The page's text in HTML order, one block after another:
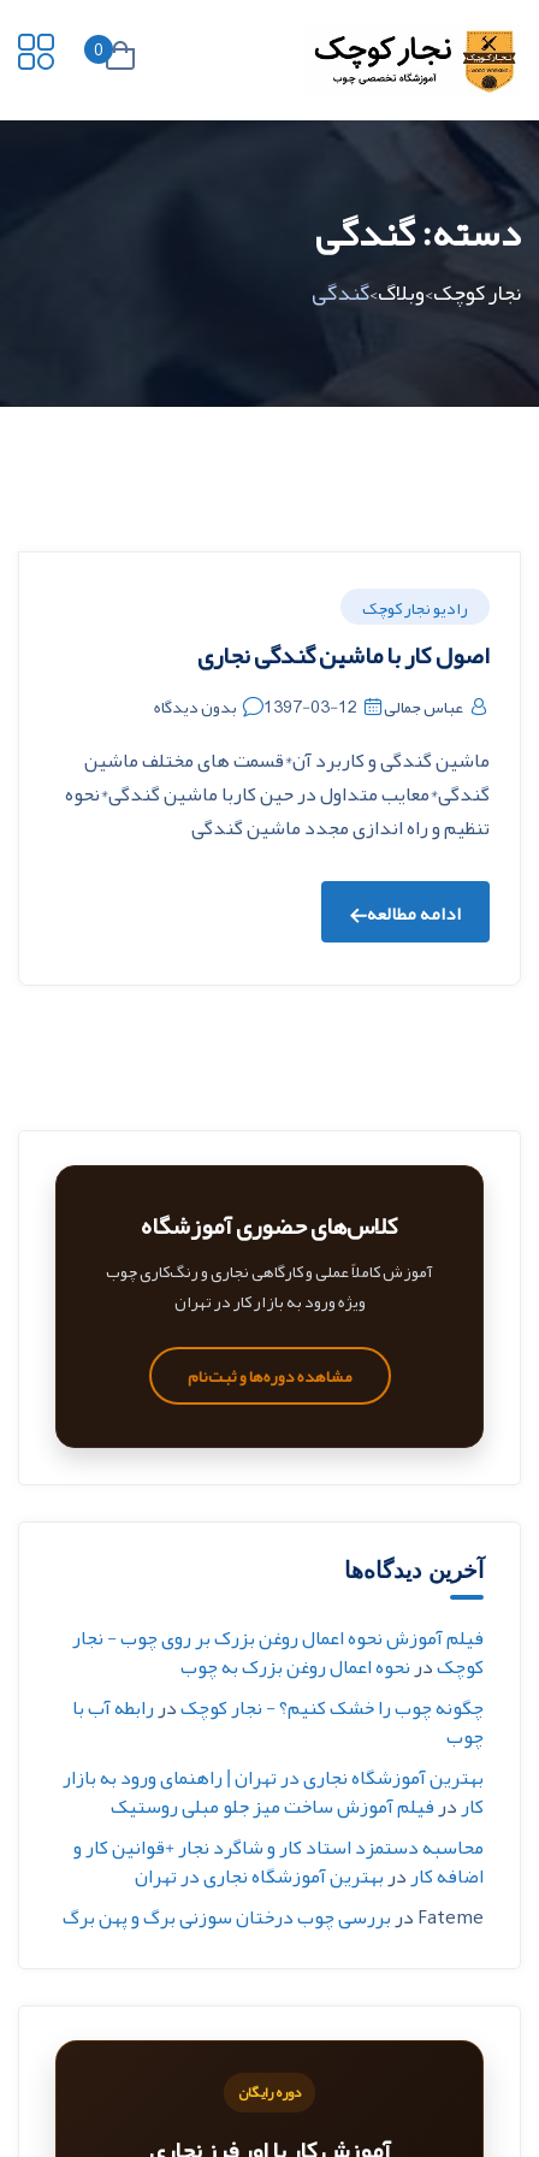
0
دسته:گندگی
نجار کوچک>وبلاگ>گندگی
رادیو نجار کوچک
اصول کار با ماشین گندگی نجاری
عباس جمالی 1397-03-12 بدون دیدگاه
ماشین گندگی و کاربرد آن*قسمت های مختلف ماشین
گندگی*معایب متداول در حین کاربا ماشین گندگی*نحوه
تنظیم و راه اندازی مجدد ماشین گندگی
ادامه مطالعه
کلاس‌های حضوری آموزشگاه
آموزش کاملاً عملی و کارگاهی نجاری و رنگ‌کاری چوب
ویژه ورود به بازار کار در تهران
مشاهده دوره‌ها و ثبت‌نام
آخرین دیدگاه‌ها
فیلم آموزش نحوه اعمال روغن بزرک بر روی چوب - نجار
کوچکدرنحوه اعمال روغن بزرک به چوب
چگونه چوب را خشک کنیم؟ - نجار کوچکدررابطه آب با
چوب
بهترین آموزشگاه نجاری در تهران | راهنمای ورود به بازار
کاردرفیلم آموزش ساخت میز جلو مبلی روستیک
محاسبه دستمزد استاد کار و شاگرد نجار +قوانین کار و
اضافه کاردربهترین آموزشگاه نجاری در تهران
Fatemeدربررسی چوب درختان سوزنی برگ و پهن برگ
دوره رایگان